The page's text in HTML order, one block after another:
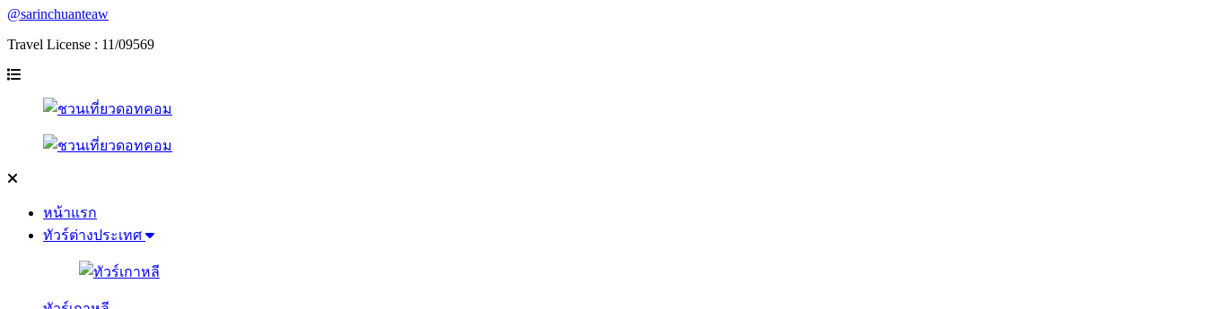
@sarinchuanteaw
Travel License : 11/09569
หน้าแรก
ทัวร์ต่างประเทศ